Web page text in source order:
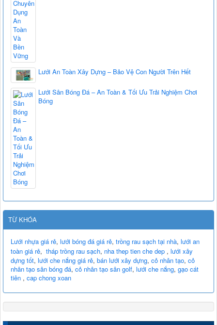
Lưới An Toàn Xây Dựng – Bảo Vệ Con Người Trên Hết
Lưới Sân Bóng Đá – An Toàn & Tối Ưu Trải Nghiệm Chơi
Bóng
TỪ KHÓA
Lưới nhựa giá rẻ, lưới bóng đá giá rẻ, trồng rau sạch tại nhà, lưới an
toàn giá rẻ, tháp trồng rau sạch, nha thep tien che dep , lưới xây
dựng tốt, lưới che nắng giá rẻ, bán lưới xây dựng, cỏ nhân tạo, cỏ
nhân tạo sân bóng đá, cỏ nhân tạo sân golf, lưới che nắng, gạo cát
tiên , cap chong xoan